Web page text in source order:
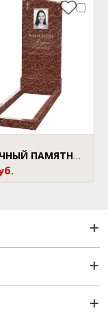
ОДИНОЧНЫЙ ПАМЯТНИК